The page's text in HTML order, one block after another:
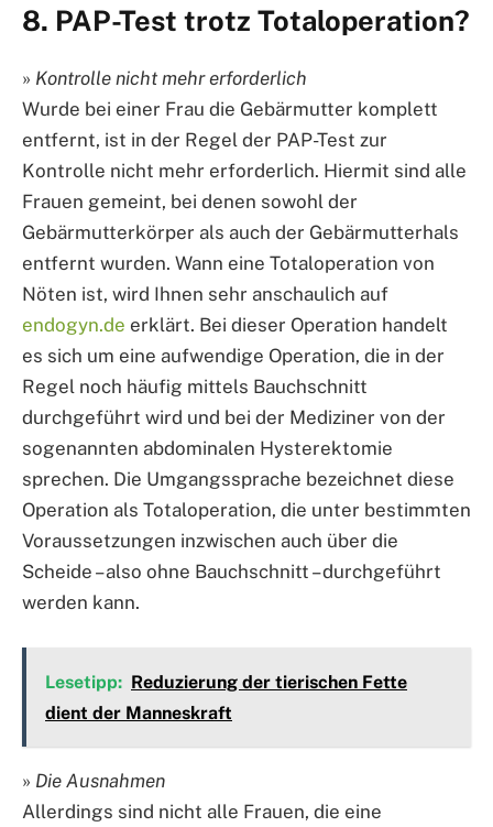
8. PAP-Test trotz Totaloperation?
» Kontrolle nicht mehr erforderlich
Wurde bei einer Frau die Gebärmutter komplett
entfernt, ist in der Regel der PAP-Test zur
Kontrolle nicht mehr erforderlich. Hiermit sind alle
Frauen gemeint, bei denen sowohl der
Gebärmutterkörper als auch der Gebärmutterhals
entfernt wurden. Wann eine Totaloperation von
Nöten ist, wird Ihnen sehr anschaulich auf
endogyn.de erklärt. Bei dieser Operation handelt
es sich um eine aufwendige Operation, die in der
Regel noch häufig mittels Bauchschnitt
durchgeführt wird und bei der Mediziner von der
sogenannten abdominalen Hysterektomie
sprechen. Die Umgangssprache bezeichnet diese
Operation als Totaloperation, die unter bestimmten
Voraussetzungen inzwischen auch über die
Scheide – also ohne Bauchschnitt – durchgeführt
werden kann.
Lesetipp: Reduzierung der tierischen Fette
dient der Manneskraft
» Die Ausnahmen
Allerdings sind nicht alle Frauen, die eine